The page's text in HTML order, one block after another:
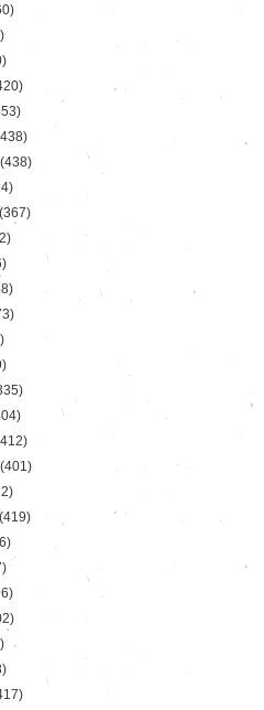
(438)
(367)
(401)
(419)